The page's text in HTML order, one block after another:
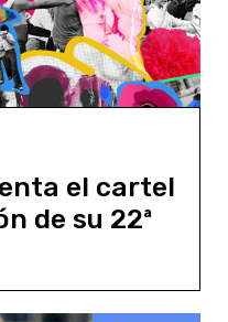
el cartel
de su 22ª